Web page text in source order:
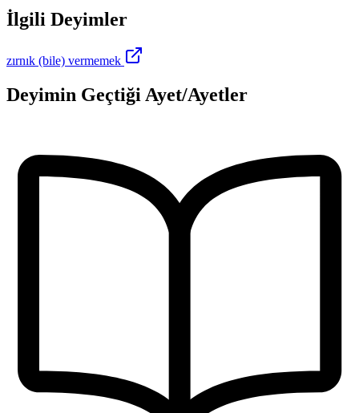
İlgili Deyimler
zırnık (bile) vermemek
Deyimin Geçtiği Ayet/Ayetler